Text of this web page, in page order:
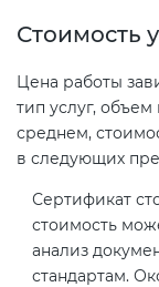
Стоимость
Цена работы
тип услуг,
среднем,
в следующих
Сертификат
стоимость
анализ
стандартам.